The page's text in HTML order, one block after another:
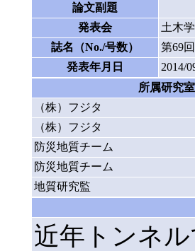
論文副題
発表会
土木
誌名（No./号数）
第69
発表年月日
2014/
所属研究
（株）フジタ
（株）フジタ
防災地質チーム
防災地質チーム
地質研究監
近年トンネ